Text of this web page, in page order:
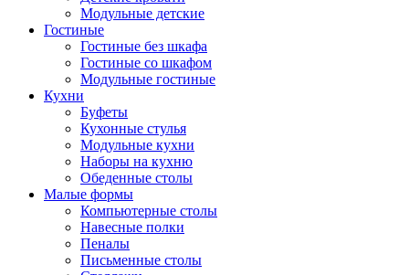
Модульные детские
Гостиные
Гостиные без шкафа
Гостиные со шкафом
Модульные гостиные
Кухни
Буфеты
Кухонные стулья
Модульные кухни
Наборы на кухню
Обеденные столы
Малые формы
Компьютерные столы
Навесные полки
Пеналы
Письменные столы